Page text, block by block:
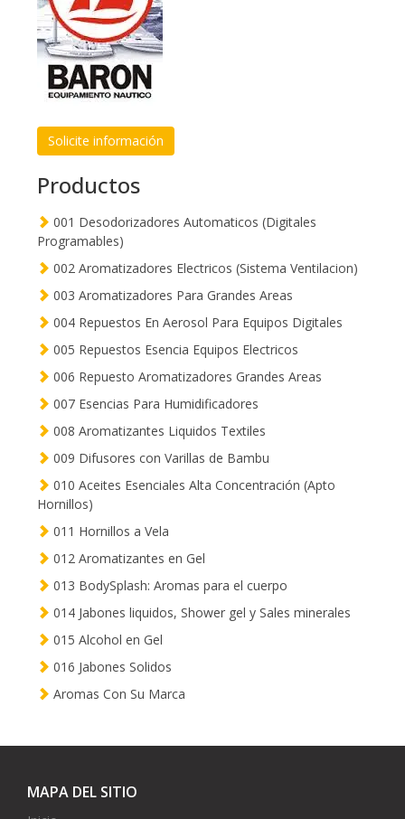
Solicite información
Productos
001 Desodorizadores Automaticos (Digitales
Programables)
002 Aromatizadores Electricos (Sistema Ventilacion)
003 Aromatizadores Para Grandes Areas
004 Repuestos En Aerosol Para Equipos Digitales
005 Repuestos Esencia Equipos Electricos
006 Repuesto Aromatizadores Grandes Areas
007 Esencias Para Humidificadores
008 Aromatizantes Liquidos Textiles
009 Difusores con Varillas de Bambu
010 Aceites Esenciales Alta Concentración (Apto
Hornillos)
011 Hornillos a Vela
012 Aromatizantes en Gel
013 BodySplash: Aromas para el cuerpo
014 Jabones liquidos, Shower gel y Sales minerales
015 Alcohol en Gel
016 Jabones Solidos
Aromas Con Su Marca
MAPA DEL SITIO